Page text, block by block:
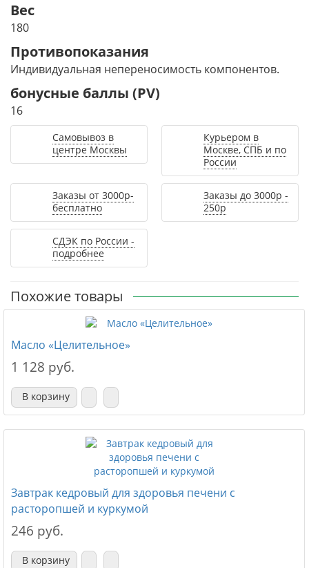
Вес
180
Противопоказания
Индивидуальная непереносимость компонентов.
бонусные баллы (PV)
16
Самовывоз в
центре Москвы
Курьером в
Москве, СПБ и по
России
Заказы от 3000р-
бесплатно
Заказы до 3000р -
250р
СДЭК по России -
подробнее
Похожие товары
Масло «Целительное»
1 128 руб.
В корзину
Завтрак кедровый для здоровья печени с
расторопшей и куркумой
246 руб.
В корзину